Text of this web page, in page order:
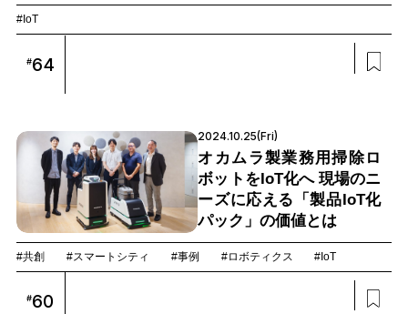
#IoT
#64
2024.10.25(Fri)
オカムラ製業務用掃除ロ
ボットをIoT化へ 現場のニ
ーズに応える「製品IoT化
パック」の価値とは
#共創 #スマートシティ #事例 #ロボティクス #IoT
#60